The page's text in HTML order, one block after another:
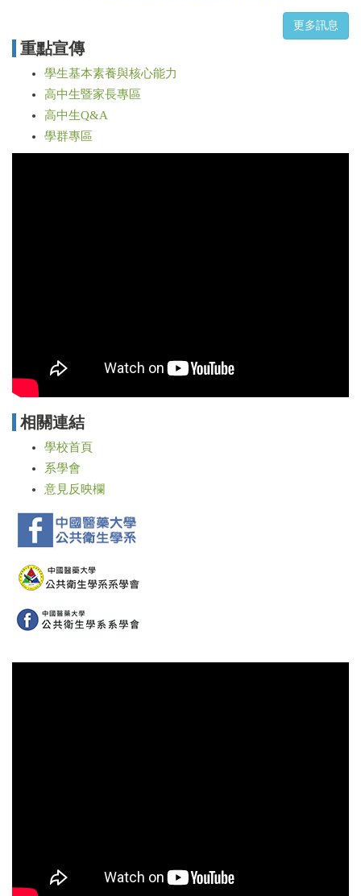
重點宣傳
學生基本素養與核心能力
高中生暨家長專區
高中生Q&A
學群專區
相關連結
學校首頁
系學會
意見反映欄